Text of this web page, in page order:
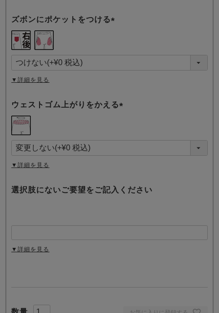
ズボンにポケットをつける
須
)
▼詳細を見る
ウェストゴム上がりをかえる
須
)
▼詳細を見る
選択肢にないご要望をご記入ください
▼詳細を見る